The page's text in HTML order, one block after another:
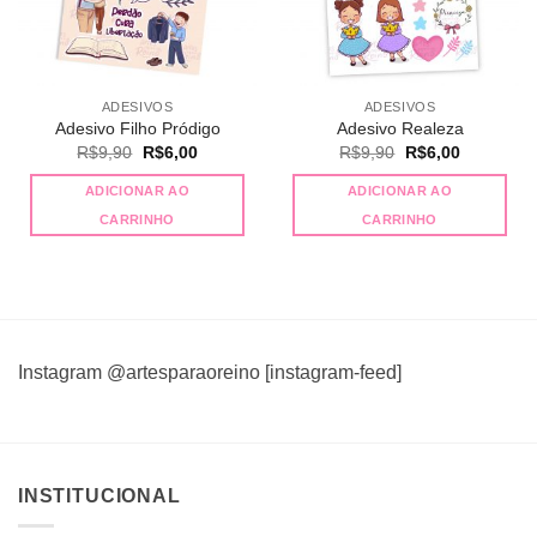
ADESIVOS
Adesivo Filho Pródigo
R$9,90 O
original
era:
R$9,90.
R$6,00O
ADICIONAR AO
CARRINHO
ADESIVOS
Adesivo Realeza
R$9,90 O
original
era:
R$9,90.
R$6,00O
ADICIONAR AO
CARRINHO
Instagram @artesparaoreino [instagram-feed]
INSTITUCIONAL